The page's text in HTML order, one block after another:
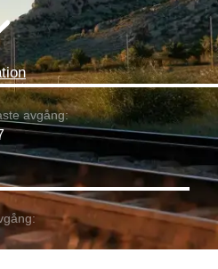
avgång: